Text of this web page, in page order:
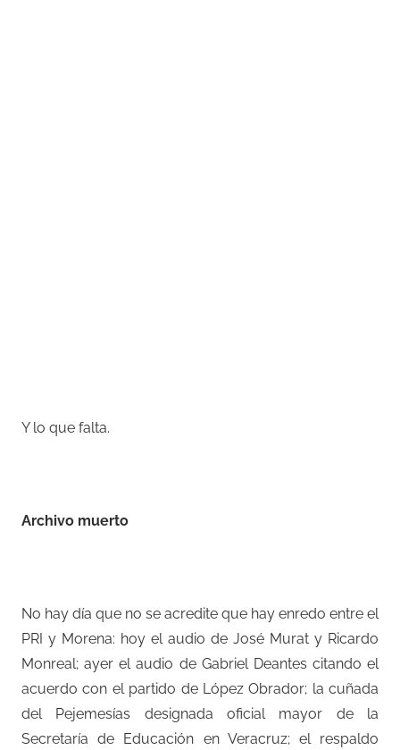
Y lo que falta.
Archivo muerto
No hay día que no se acredite que hay enredo entre el
PRI y Morena: hoy el audio de José Murat y Ricardo
Monreal; ayer el audio de Gabriel Deantes citando el
acuerdo con el partido de López Obrador; la cuñada
del Pejemesías designada oficial mayor de la
Secretaría de Educación en Veracruz; el respaldo